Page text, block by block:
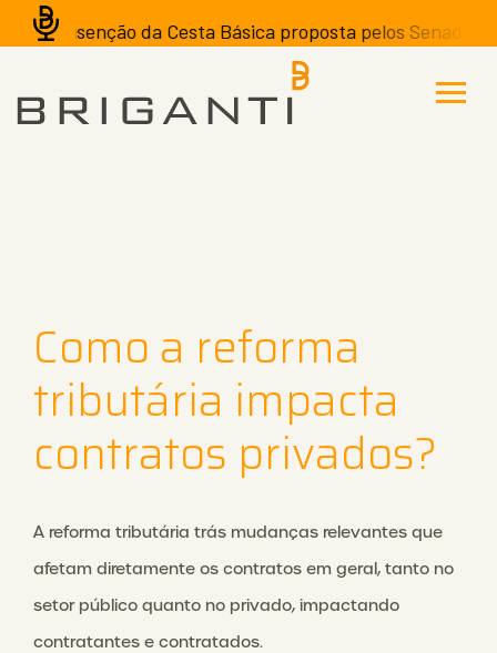
A isenção da Cesta Básica proposta pelos Senadores
Como a reforma
tributária impacta
contratos privados?
A reforma tributária trás mudanças relevantes que
afetam diretamente os contratos em geral, tanto no
setor público quanto no privado, impactando
contratantes e contratados.